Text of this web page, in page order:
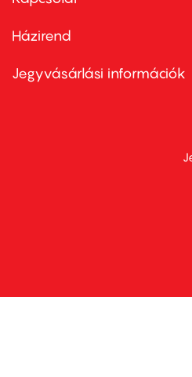
Footer
second
Házirend
Jegyvásárlási információk